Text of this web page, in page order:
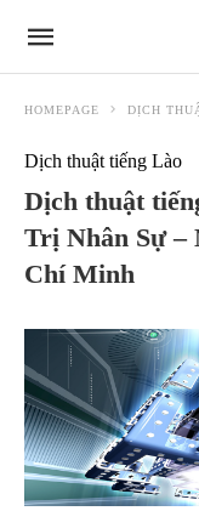
HOMEPAGE DỊCH
Dịch thuật tiếng Lào
Dịch thuật
Trị Nhân Sự –
Chí Minh